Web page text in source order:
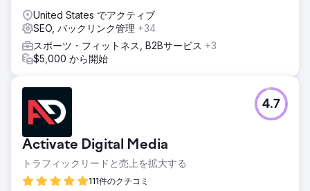
United States でアクティブ
SEO, バックリンク管理 +34
スポーツ・フィットネス, B2Bサービス +3
$5,000 から開始
Activate Digital Media
トラフィックリードと売上を拡大する
111件のクチコミ
4.7